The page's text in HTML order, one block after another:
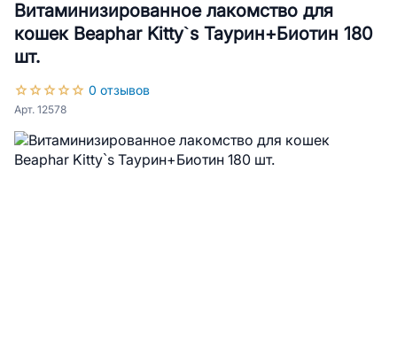
Витаминизированное лакомство для
кошек Beaphar Kitty`s Таурин+Биотин 180
шт.
0 отзывов
Арт. 12578